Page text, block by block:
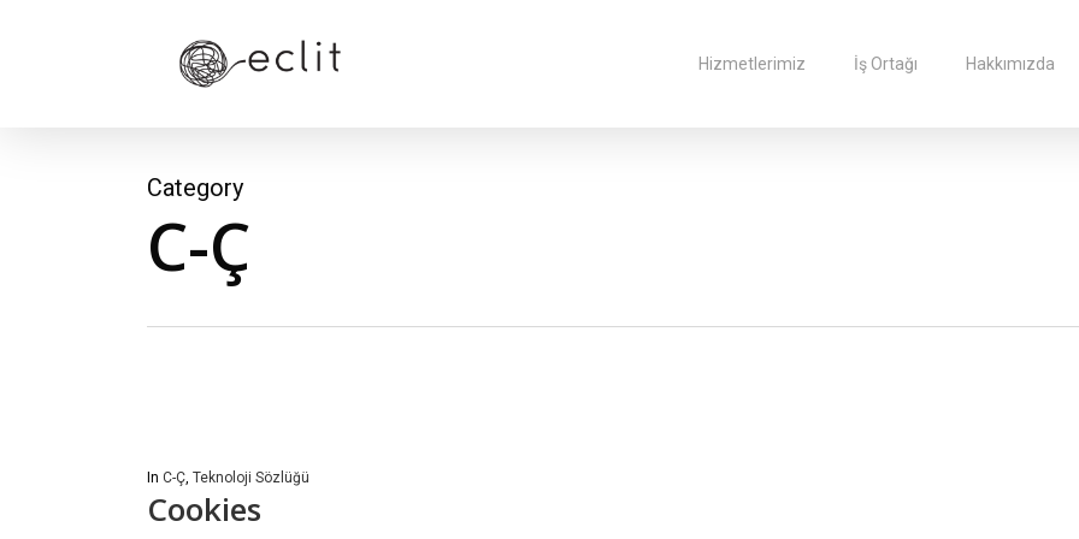
Hizmetlerimiz İş Ortağı Hakkımızda
Category
C-Ç
In C-Ç, Teknoloji Sözlüğü
Cookies